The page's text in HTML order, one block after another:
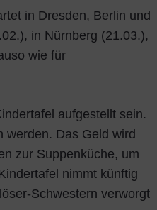
in Dresden, Berlin und
in Nürnberg (21.03.),
wie für
aufgestellt sein.
werden. Das Geld wird
zur Suppenküche, um
nimmt künftig
Schwestern verworgt